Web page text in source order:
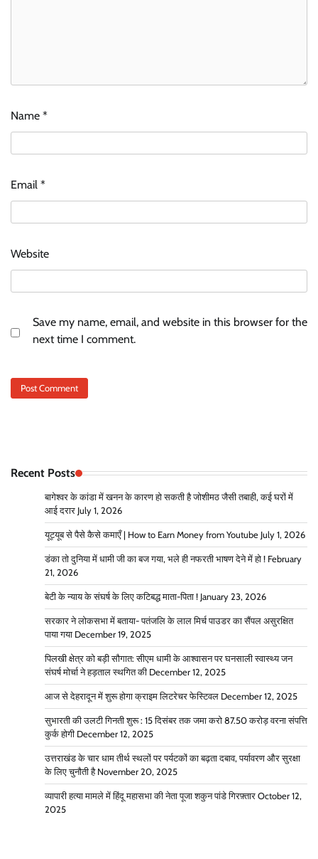
Name *
Email *
Website
Save my name, email, and website in this browser for the
next time I comment.
Recent Posts
बागेश्वर के कांडा में खनन के कारण हो सकती है जोशीमठ जैसी तबाही, कई घरों में
आई दरार July 1, 2026
यूट्यूब से पैसे कैसे कमाएँ | How to Earn Money from Youtube July 1, 2026
डंका तो दुनिया में धामी जी का बज गया, भले ही नफरती भाषण देने में हो ! February
21, 2026
बेटी के न्याय के संघर्ष के लिए कटिबद्ध माता-पिता ! January 23, 2026
सरकार ने लोकसभा में बताया- पतंजलि के लाल मिर्च पाउडर का सैंपल असुरक्षित
पाया गया December 19, 2025
पिलखी क्षेत्र को बड़ी सौगात: सीएम धामी के आश्वासन पर घनसाली स्वास्थ्य जन
संघर्ष मोर्चा ने हड़ताल स्थगित की December 12, 2025
आज से देहरादून में शुरू होगा क्राइम लिटरेचर फेस्टिवल December 12, 2025
सुभारती की उलटी गिनती शुरू : 15 दिसंबर तक जमा करो 87.50 करोड़ वरना संपत्ति
कुर्क होगी December 12, 2025
उत्तराखंड के चार धाम तीर्थ स्थलों पर पर्यटकों का बढ़ता दबाव, पर्यावरण और सुरक्षा
के लिए चुनौती है November 20, 2025
व्यापारी हत्या मामले में हिंदू महासभा की नेता पूजा शकुन पांडे गिरफ़्तार October 12,
2025